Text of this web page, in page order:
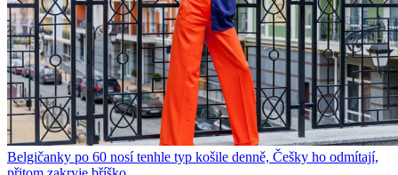
Belgičanky po 60 nosí tenhle typ košile denně, Češky ho odmítají,